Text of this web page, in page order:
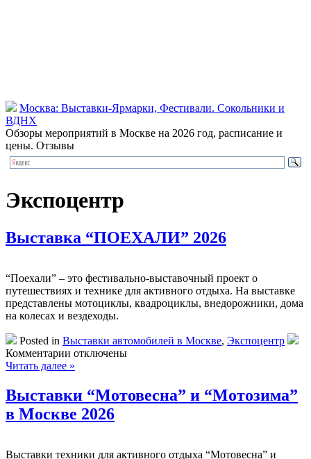
Москва: Выставки-Ярмарки, Фестивали. Сокольники и
ВДНХ
Обзоры мероприятий в Москве на 2026 год, расписание и
цены. Отзывы
Экспоцентр
Выставка “ПОЕХАЛИ” 2026
“Поехали” – это фестивально-выставочный проект о
путешествиях и технике для активного отдыха. На выставке
представлены мотоциклы, квадроциклы, внедорожники, дома
на колесах и вездеходы.
Posted in Выставки автомобилей в Москве, Экспоцентр
Комментарии к
записи
“ПОЕХАЛИ”
2026
отключены
Читать далее »
Выставки “Мотовесна” и “Мотозима”
в Москве 2026
Выставки техники для активного отдыха “Мотовесна” и